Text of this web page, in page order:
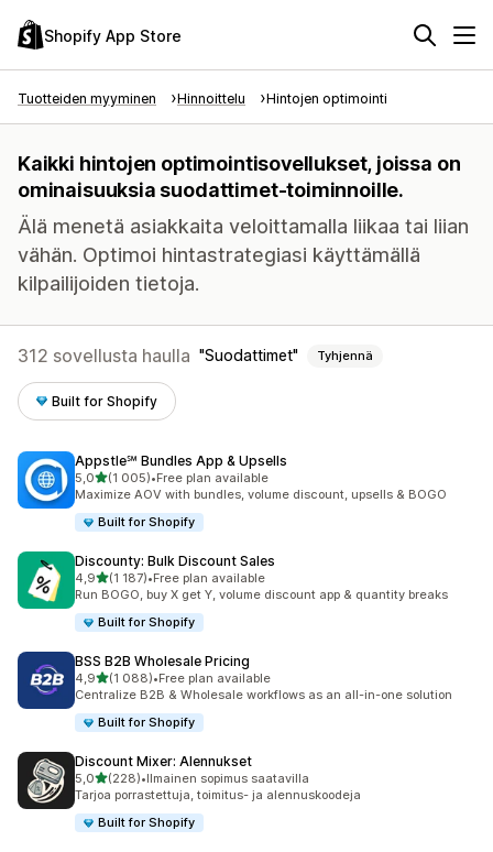
Shopify App Store
Tuotteiden myyminen Hinnoittelu Hintojen optimointi
Kaikki hintojen optimointisovellukset, joissa on
ominaisuuksia suodattimet-toiminnoille.
Älä menetä asiakkaita veloittamalla liikaa tai liian
vähän. Optimoi hintastrategiasi käyttämällä
kilpailijoiden tietoja.
312 sovellusta haulla Suodattimet Tyhjennä
Built for Shopify
Appstle℠ Bundles App & Upsells
5,0/ 5 tähteä
(1 005)
1005 arvostelua yhteensä
•Free plan available
Maximize AOV with bundles, volume discount, upsells & BOGO
Built for Shopify
Discounty: Bulk Discount Sales
4,9/ 5 tähteä
(1 187)
1187 arvostelua yhteensä
•Free plan available
Run BOGO, buy X get Y, volume discount app & quantity breaks
Built for Shopify
BSS B2B Wholesale Pricing
4,9/ 5 tähteä
(1 088)
1088 arvostelua yhteensä
•Free plan available
Centralize B2B & Wholesale workflows as an all-in-one solution
Built for Shopify
Discount Mixer: Alennukset
5,0/ 5 tähteä
(228)
228 arvostelua yhteensä
•Ilmainen sopimus saatavilla
Tarjoa porrastettuja, toimitus- ja alennuskoodeja
Built for Shopify